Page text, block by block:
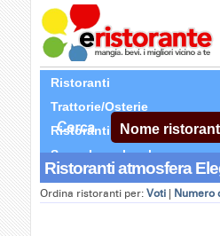
Ristoranti
Trattorie/Osterie
Ristoranti Etnici
Segnala un locale
Cerca
Ristoranti atmosfera
Ordina ristoranti per: Voti Numero